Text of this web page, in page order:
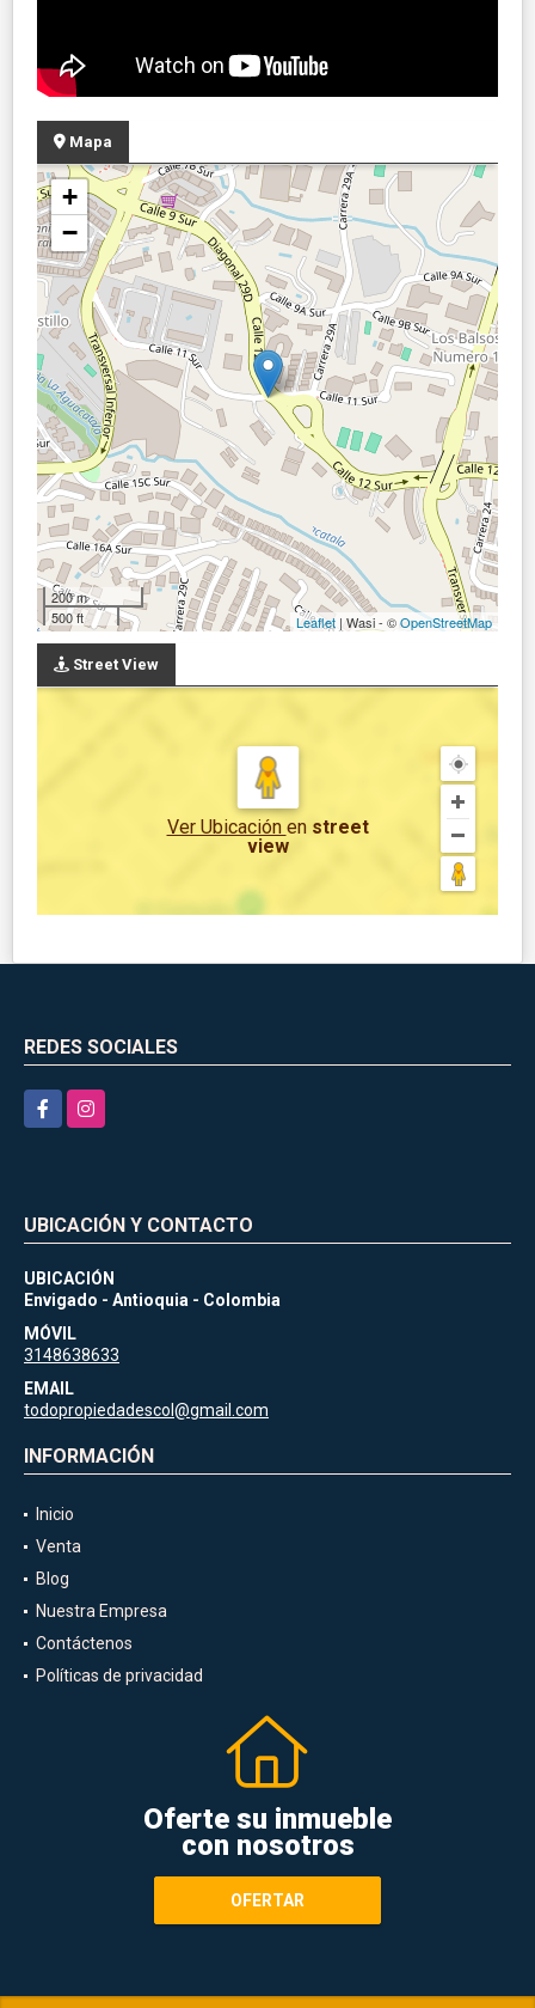
Mapa
+
−
200 m
500 ft
Leaflet | Wasi - ©OpenStreetMap
Street View
Ver Ubicación en street
view
REDES SOCIALES
FacebookInstagram
UBICACIÓN Y CONTACTO
UBICACIÓN
Envigado - Antioquia - Colombia
MÓVIL
3148638633
EMAIL
todopropiedadescol@gmail.com
INFORMACIÓN
Inicio
Venta
Blog
Nuestra Empresa
Contáctenos
Políticas de privacidad
Oferte su inmueble
con nosotros
OFERTAR